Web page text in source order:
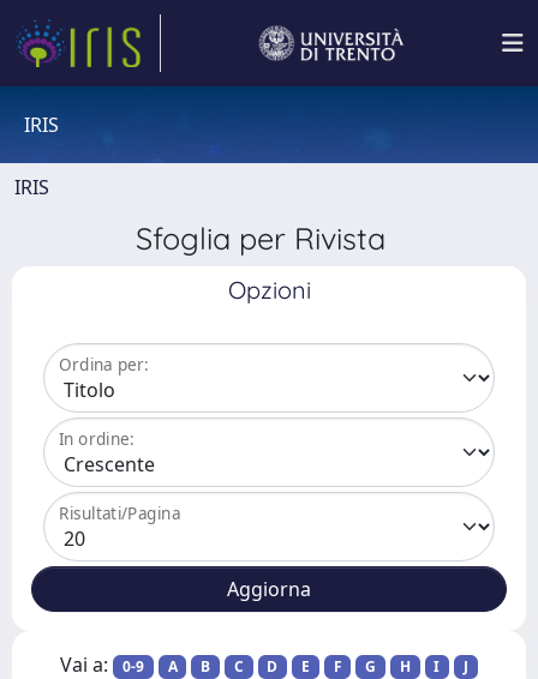
IRIS
IRIS
Sfoglia per Rivista
Opzioni
Ordina per:
In ordine:
Risultati/Pagina
Vai a: 0-9 A B C D E F G H I
J